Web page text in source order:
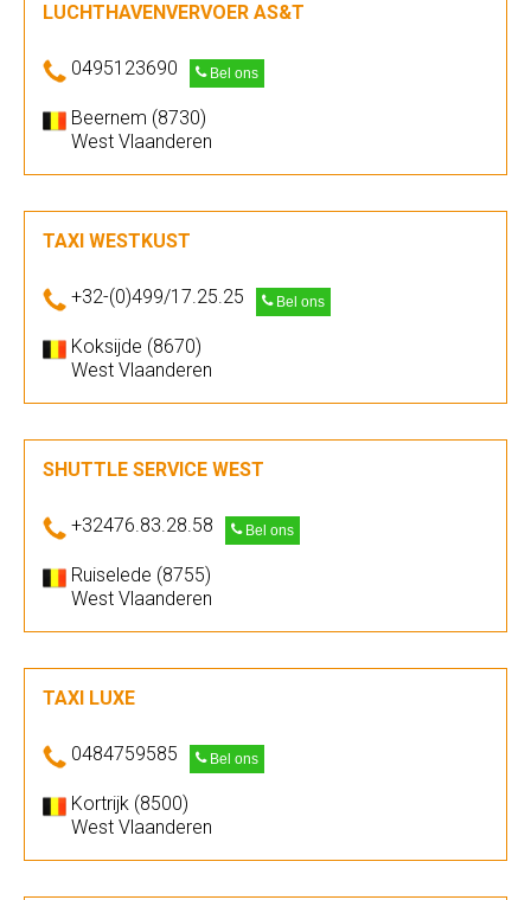
LUCHTHAVENVERVOER AS&T
0495123690 Bel ons
Beernem (8730)
West Vlaanderen
TAXI WESTKUST
+32-(0)499/17.25.25 Bel ons
Koksijde (8670)
West Vlaanderen
SHUTTLE SERVICE WEST
+32476.83.28.58 Bel ons
Ruiselede (8755)
West Vlaanderen
TAXI LUXE
0484759585 Bel ons
Kortrijk (8500)
West Vlaanderen